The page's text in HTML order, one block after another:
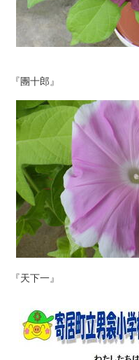
『團十郎』
『天下一』